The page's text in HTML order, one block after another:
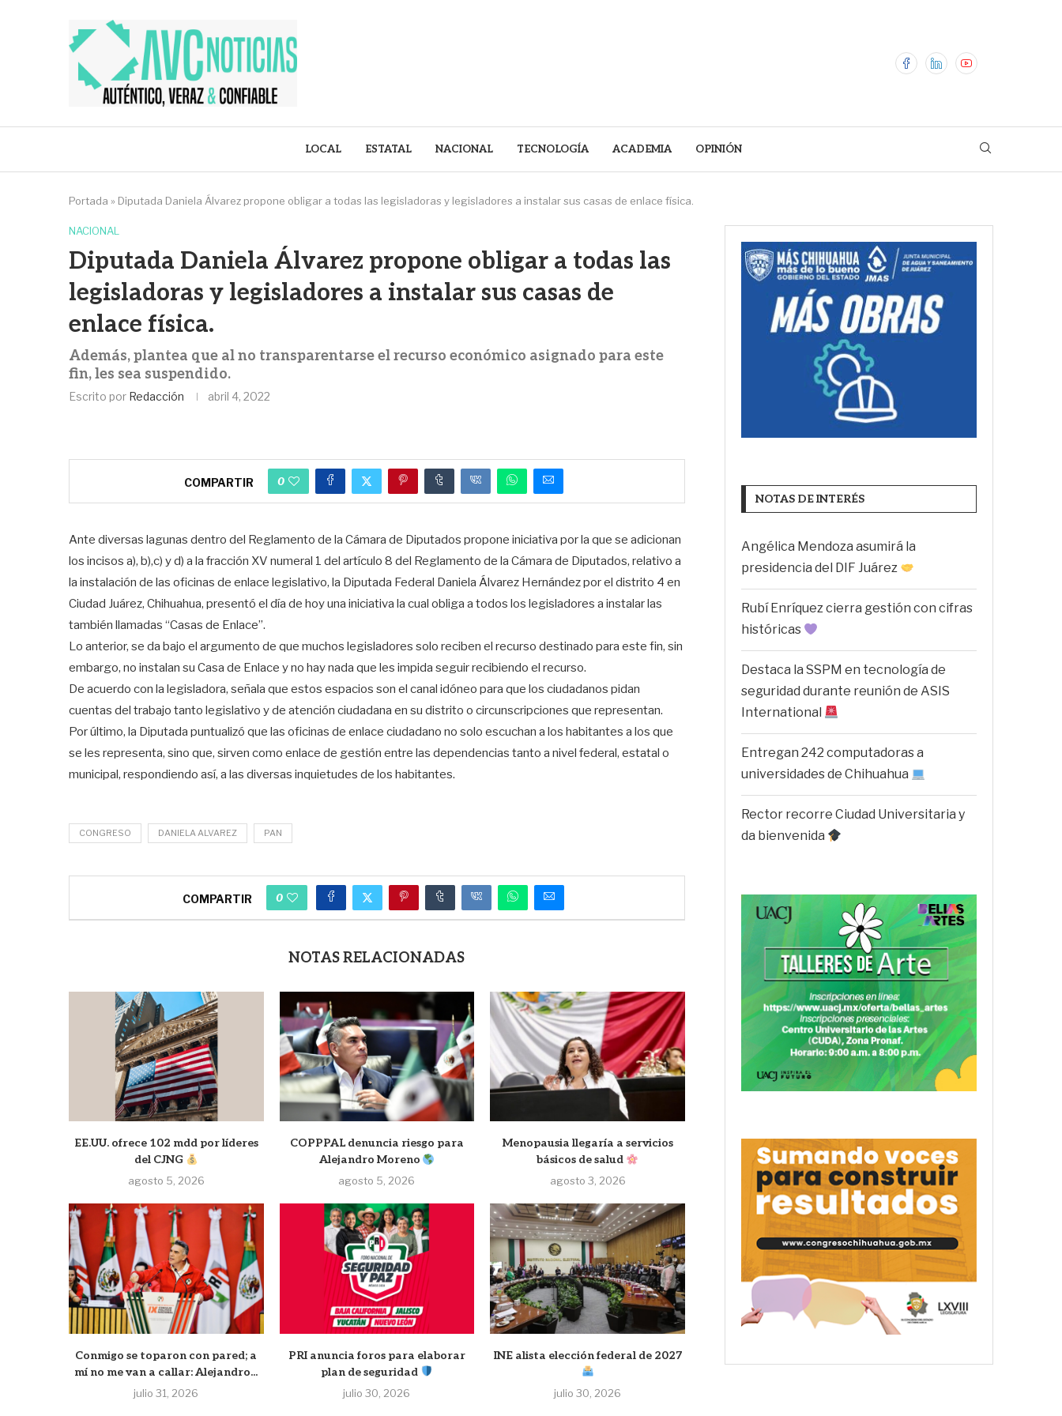
LOCAL ESTATAL NACIONAL TECNOLOGÍA ACADEMIA OPINIÓN
Portada » Diputada Daniela Álvarez propone obligar a todas las legisladoras y legisladores a instalar sus casas de enlace física.
NACIONAL
Diputada Daniela Álvarez propone obligar a todas las
legisladoras y legisladores a instalar sus casas de
enlace física.
Además, plantea que al no transparentarse el recurso económico asignado para este
fin, les sea suspendido.
Escrito por Redacción abril 4, 2022
COMPARTIR 0
Ante diversas lagunas dentro del Reglamento de la Cámara de Diputados propone iniciativa por la que se adicionan
los incisos a), b),c) y d) a la fracción XV numeral 1 del artículo 8 del Reglamento de la Cámara de Diputados, relativo a
la instalación de las oficinas de enlace legislativo, la Diputada Federal Daniela Álvarez Hernández por el distrito 4 en
Ciudad Juárez, Chihuahua, presentó el día de hoy una iniciativa la cual obliga a todos los legisladores a instalar las
también llamadas “Casas de Enlace”.
Lo anterior, se da bajo el argumento de que muchos legisladores solo reciben el recurso destinado para este fin, sin
embargo, no instalan su Casa de Enlace y no hay nada que les impida seguir recibiendo el recurso.
De acuerdo con la legisladora, señala que estos espacios son el canal idóneo para que los ciudadanos pidan
cuentas del trabajo tanto legislativo y de atención ciudadana en su distrito o circunscripciones que representan.
Por último, la Diputada puntualizó que las oficinas de enlace ciudadano no solo escuchan a los habitantes a los que
se les representa, sino que, sirven como enlace de gestión entre las dependencias tanto a nivel federal, estatal o
municipal, respondiendo así, a las diversas inquietudes de los habitantes.
CONGRESO DANIELA ALVAREZ PAN
COMPARTIR 0
NOTAS RELACIONADAS
EE.UU. ofrece 102 mdd por líderes
del CJNG
agosto 5, 2026
COPPPAL denuncia riesgo para
Alejandro Moreno
agosto 5, 2026
Menopausia llegaría a servicios
básicos de salud
agosto 3, 2026
Conmigo se toparon con pared; a
mí no me van a callar: Alejandro...
julio 31, 2026
PRI anuncia foros para elaborar
plan de seguridad
julio 30, 2026
INE alista elección federal de 2027
julio 30, 2026
NOTAS DE INTERÉS
Angélica Mendoza asumirá la
presidencia del DIF Juárez
Rubí Enríquez cierra gestión con cifras
históricas
Destaca la SSPM en tecnología de
seguridad durante reunión de ASIS
International
Entregan 242 computadoras a
universidades de Chihuahua
Rector recorre Ciudad Universitaria y
da bienvenida